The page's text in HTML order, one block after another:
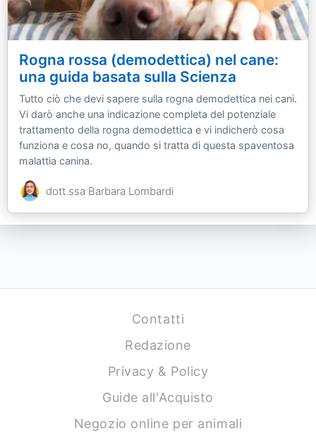
Rogna rossa (demodettica) nel cane:
una guida basata sulla Scienza
Tutto ciò che devi sapere sulla rogna demodettica nei cani.
Vi darò anche una indicazione completa del potenziale
trattamento della rogna demodettica e vi indicherò cosa
funziona e cosa no, quando si tratta di questa spaventosa
malattia canina.
dott.ssa Barbara Lombardi
Contatti
Redazione
Privacy & Policy
Guide all'Acquisto
Negozio online per animali